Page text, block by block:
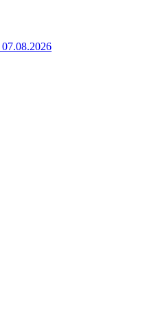
07.08.2026